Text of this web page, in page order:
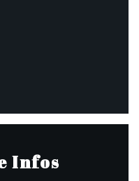
Infos